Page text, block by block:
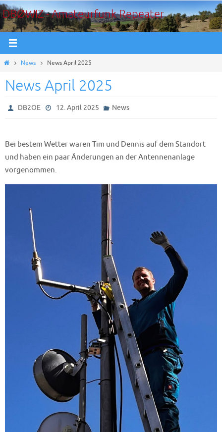
Zum
Inhalt
springen
DBØWIZ - Amateurfunk Repeater
StartNews News April 2025
News April 2025
DB2OE 12. April 2025 News
Bei bestem Wetter waren Tim und Dennis auf dem Standort
und haben ein paar Änderungen an der Antennenanlage
vorgenommen.